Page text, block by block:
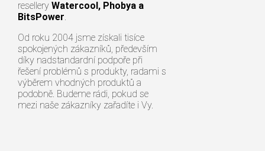
resellery Watercool, Phobya a
BitsPower.
Od roku 2004 jsme získali tisíce
spokojených zákazníků, především
díky nadstandardní podpoře při
řešení problémů s produkty, radami s
výběrem vhodných produktů a
podobně. Budeme rádi, pokud se
mezi naše zákazníky zařadíte i Vy.